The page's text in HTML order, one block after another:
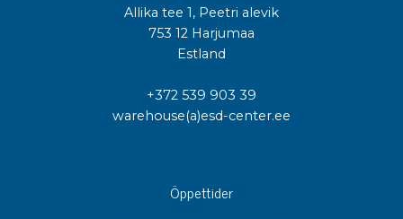
Allika tee 1, Peetri alevik
753 12 Harjumaa
Estland
+372 539 903 39
warehouse(a)esd-center.ee
Öppettider